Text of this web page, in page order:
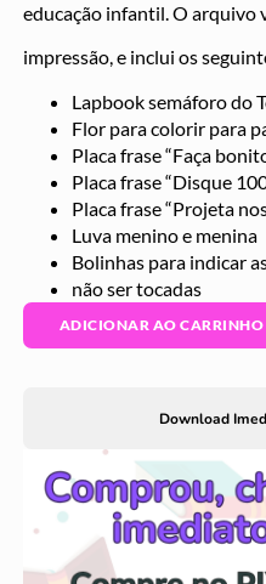
educação infantil. O arquivo
impressão, e inclui os
Lapbook semáforo do
Flor para colorir para
Placa frase “Faça
Placa frase “Disque
Placa frase “Projeta
Luva menino e menina
Bolinhas para indicar
não ser tocadas
ADICIONAR AO CARRINHO
Download